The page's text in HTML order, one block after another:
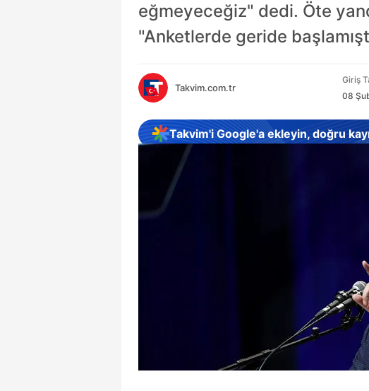
eğmeyeceğiz" dedi. Öte
"Anketlerde geride
Takvim.com.tr
Giriş
08
Takvim'i Google'a ekleyin, doğru